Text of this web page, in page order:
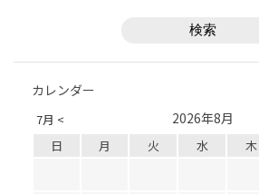
カレンダー
7月 < 2026年8月
日 月 火 水 木